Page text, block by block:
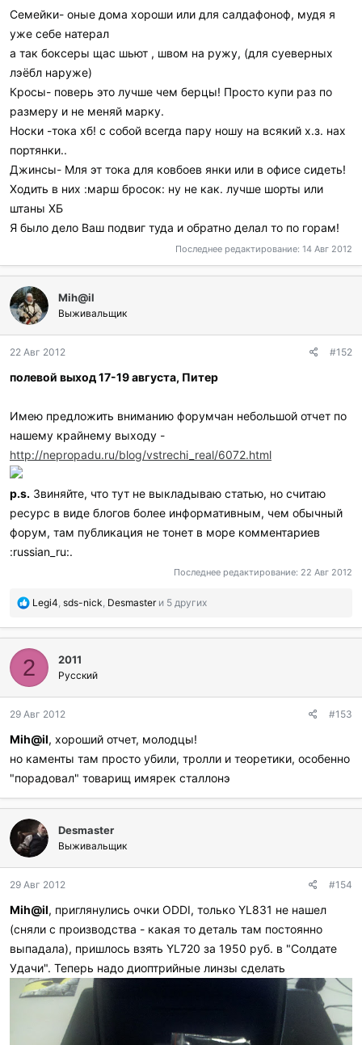
Семейки- оные дома хороши или для салдафоноф, мудя я
уже себе натерал
а так боксеры щас шьют , швом на ружу, (для суеверных
лэёбл наруже)
Кросы- поверь это лучше чем берцы! Просто купи раз по
размеру и не меняй марку.
Носки -тока хб! с собой всегда пару ношу на всякий х.з. нах
портянки..
Джинсы- Мля эт тока для ковбоев янки или в офисе сидеть!
Ходить в них :марш бросок: ну не как. лучше шорты или
штаны ХБ
Я было дело Ваш подвиг туда и обратно делал то по горам!
Последнее редактирование: 14 Авг 2012
Mih@il
Выживальщик
22 Авг 2012 #152
полевой выход 17-19 августа, Питер
Имею предложить вниманию форумчан небольшой отчет по
нашему крайнему выходу -
http://nepropadu.ru/blog/vstrechi_real/6072.html
p.s. Звиняйте, что тут не выкладываю статью, но считаю
ресурс в виде блогов более информативным, чем обычный
форум, там публикация не тонет в море комментариев
:russian_ru:.
Последнее редактирование: 22 Авг 2012
П
б
л
а
г
о
а
р
и
л
и
Legi4, sds-nick, Desmasterи 5 других
2 2011
Русский
29 Авг 2012 #153
Mih@il, хороший отчет, молодцы!
но каменты там просто убили, тролли и теоретики, особенно
"порадовал" товарищ имярек сталлонэ
Desmaster
Выживальщик
29 Авг 2012 #154
Mih@il, приглянулись очки ODDI, только YL831 не нашел
(сняли с производства - какая то деталь там постоянно
выпадала), пришлось взять YL720 за 1950 руб. в "Солдате
Удачи". Теперь надо диоптрийные линзы сделать